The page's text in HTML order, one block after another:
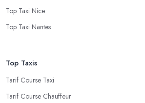
Top Taxi Nice
Top Taxi Nantes
Top Taxis
Tarif Course Taxi
Tarif Course Chauffeur